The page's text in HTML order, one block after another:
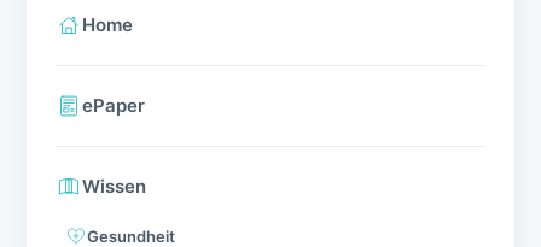
Home
ePaper
Wissen
Gesundheit